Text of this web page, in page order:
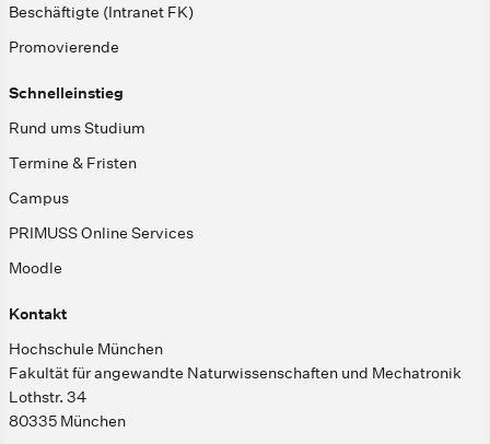
Beschäftigte (Intranet FK)
Promovierende
Schnelleinstieg
Rund ums Studium
Termine & Fristen
Campus
PRIMUSS Online Services
Moodle
Kontakt
Hochschule München
Fakultät für angewandte Naturwissenschaften und Mechatronik
Lothstr. 34
80335 München